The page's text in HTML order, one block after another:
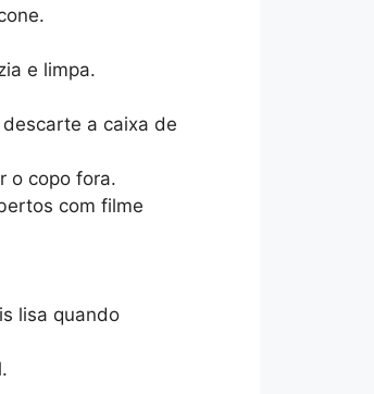
e limpa.
a caixa de
o copo fora.
com filme
lisa quando